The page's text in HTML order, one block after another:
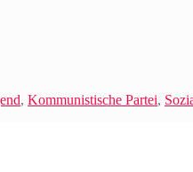
, Kommunistische Partei,